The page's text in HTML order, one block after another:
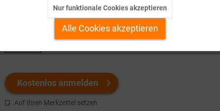
Welchen Download brauchen Sie?
Kostenlos anmelden
Auf Ihren Merkzettel setzen
Personalisierung Inaktiv
Service
Nur funktionale Cookies akzeptieren
Alle Cookies akzeptieren